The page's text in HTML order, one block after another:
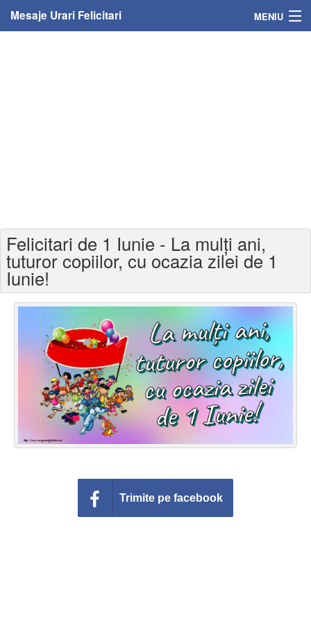
Mesaje Urari Felicitari MENIU
Felicitari varsta
Felicitari zilele anului
Felicitari zile saptamana
Felicitari muzicale
Felicitari muzicale personalizate
Felicitari animate
Invitatii personalizate
Felicitari de 1 Iunie - La mulți ani,
tuturor copiilor, cu ocazia zilei de 1
Iunie!
Trimite pe facebook